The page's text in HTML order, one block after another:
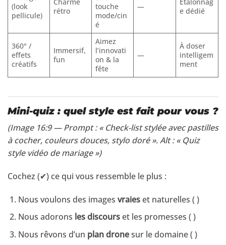
(look
pellicule)
rétro
touche
mode/cin
é
—
e dédié
360° /
effets
créatifs
Immersif,
fun
Aimez
l’innovati
on & la
fête
—
À doser
intelligem
ment
Mini-quiz : quel style est fait pour vous ?
(Image 16:9 — Prompt : « Check-list stylée avec pastilles
à cocher, couleurs douces, stylo doré ». Alt : « Quiz
style vidéo de mariage »)
Cochez (✔) ce qui vous ressemble le plus :
Nous voulons des images vraieset naturelles ( )
Nous adorons les discourset les promesses ( )
Nous rêvons d’un plan dronesur le domaine ( )